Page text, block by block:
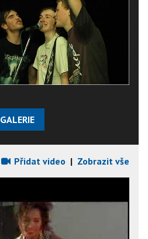
GALERIE
Přidat video | Zobrazit vše